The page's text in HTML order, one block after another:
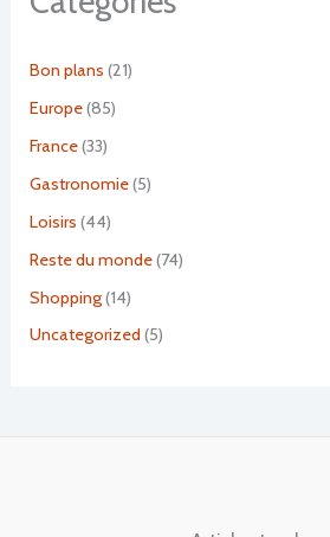
Bon plans (21)
Europe(85)
France(33)
Gastronomie(5)
Loisirs (44)
Reste du monde(74)
Shopping(14)
Uncategorized (5)